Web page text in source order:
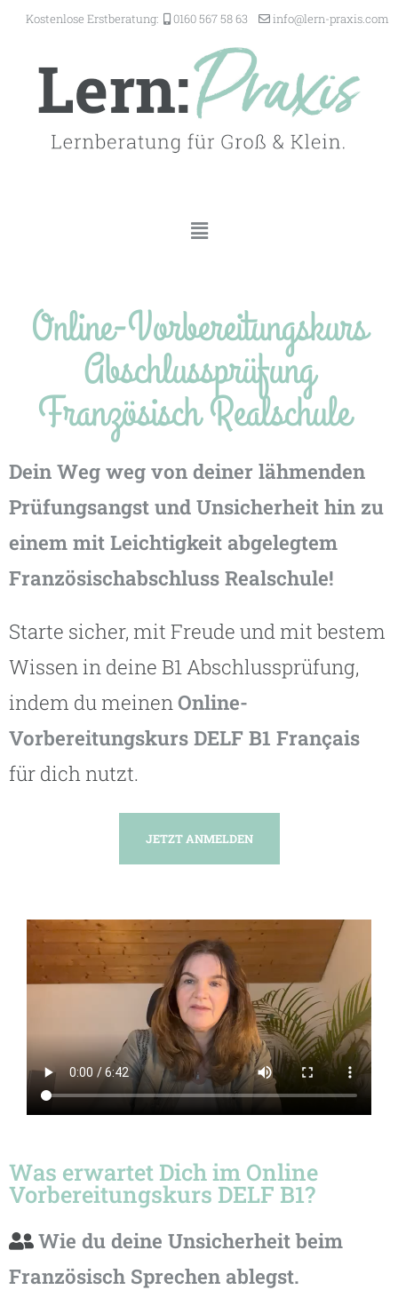
Kostenlose Erstberatung: 0160 567 58 63 moc.s
ixarp
-nrel
@ofni
Online-Vorbereitungskurs
Abschlussprüfung
Französisch Realschule ​
Dein Weg weg von deiner lähmenden
Prüfungsangst und Unsicherheit hin zu
einem mit Leichtigkeit abgelegtem
Französischabschluss Realschule!
Starte sicher, mit Freude und mit bestem
Wissen in deine B1 Abschlussprüfung,
indem du meinenOnline-
Vorbereitungskurs DELF B1 Français
für dich nutzt.
JETZT ANMELDEN
Was erwartet Dich im Online
Vorbereitungskurs DELF B1?
Wie du deine Unsicherheit beim
Französisch Sprechen ablegst.